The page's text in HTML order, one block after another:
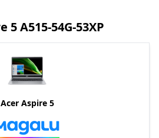
5 A515-54G-53XP
Acer Aspire 5